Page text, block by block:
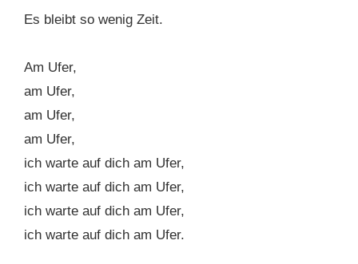
Es bleibt so wenig Zeit.
Am Ufer,
am Ufer,
am Ufer,
am Ufer,
ich warte auf dich am Ufer,
ich warte auf dich am Ufer,
ich warte auf dich am Ufer,
ich warte auf dich am Ufer.